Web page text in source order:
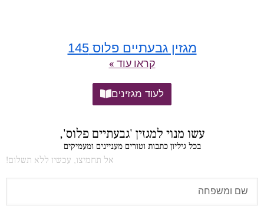
מגזין גבעתיים פלוס 145
קראו עוד »
לעוד מגזינים
עשו מנוי למגזין 'גבעתיים פלוס',
בכל גיליון כתבות וטורים מעניינים ומעמיקים
אל תחמיצו, עכשיו ללא תשלום!